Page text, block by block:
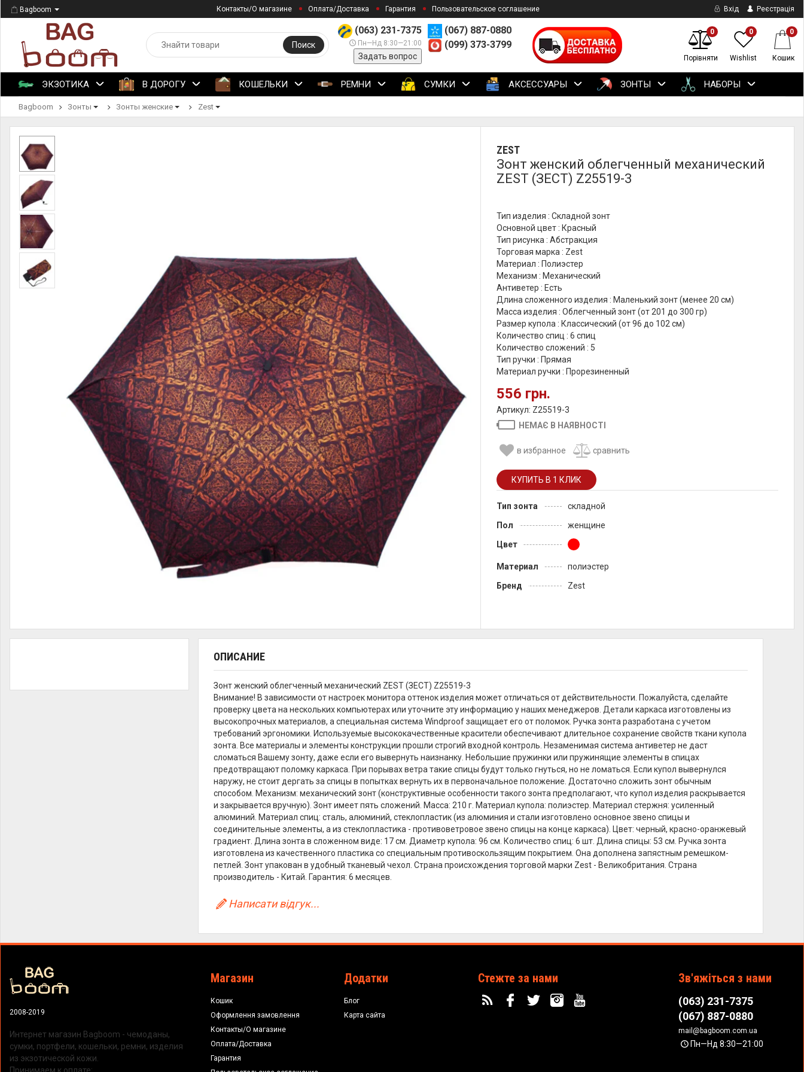
Bagboom Контакты/О магазине Оплата/Доставка Гарантия Пользовательское соглашение Вхід Реєстрація
(063) 231-7375
Пн—Нд 8:30—21:00
Задать вопрос
(067) 887-0880
(099) 373-3799
Поиск
0
Порівняти
0
Wishlist
0
Кошик
ЭКЗОТИКА В ДОРОГУ КОШЕЛЬКИ РЕМНИ СУМКИ АКСЕССУАРЫ ЗОНТЫ НАБОРЫ
Bagboom Зонты Зонты женские Zest
ZEST
Зонт женский облегченный механический
ZEST (ЗЕСТ) Z25519-3
Тип изделия : Складной зонт
Основной цвет : Красный
Тип рисунка : Абстракция
Торговая марка : Zest
Материал : Полиэстер
Механизм : Механический
Антиветер : Есть
Длина сложенного изделия : Маленький зонт (менее 20 см)
Масса изделия : Облегченный зонт (от 201 до 300 гр)
Размер купола : Классический (от 96 до 102 см)
Количество спиц : 6 спиц
Количество сложений : 5
Тип ручки : Прямая
Материал ручки : Прорезиненный
556 грн.
Артикул: Z25519-3
НЕМАЄ В НАЯВНОСТІ
в избранное сравнить
Тип зонта
складной
Пол
женщине
Цвет
Материал
полиэстер
Бренд
Zest
ОПИСАНИЕ
Зонт женский облегченный механический ZEST (ЗЕСТ) Z25519-3
Внимание! В зависимости от настроек монитора оттенок изделия может отличаться от действительности. Пожалуйста, сделайте
проверку цвета на нескольких компьютерах или уточните эту информацию у наших менеджеров. Детали каркаса изготовлены из
высокопрочных материалов, а специальная система Windproof защищает его от поломок. Ручка зонта разработана с учетом
требований эргономики. Используемые высококачественные красители обеспечивают длительное сохранение свойств ткани купола
зонта. Все материалы и элементы конструкции прошли строгий входной контроль. Незаменимая система антиветер не даст
сломаться Вашему зонту, даже если его вывернуть наизнанку. Небольшие пружинки или пружинящие элементы в спицах
предотвращают поломку каркаса. При порывах ветра такие спицы будут только гнуться, но не ломаться. Если купол вывернулся
наружу, не стоит дергать за спицы в попытках вернуть их в первоначальное положение. Достаточно сложить зонт обычным
способом. Механизм: механический зонт (конструктивные особенности такого зонта предполагают, что купол изделия раскрывается
и закрывается вручную). Зонт имеет пять сложений. Масса: 210 г. Материал купола: полиэстер. Материал стержня: усиленный
алюминий. Материал спиц: сталь, алюминий, стеклопластик (из алюминия и стали изготовлено основное звено спицы и
соединительные элементы, а из стеклопластика - противоветровое звено спицы на конце каркаса). Цвет: черный, красно-оранжевый
градиент. Длина зонта в сложенном виде: 17 см. Диаметр купола: 96 см. Количество спиц: 6 шт. Длина спицы: 53 см. Ручка зонта
изготовлена из качественного пластика со специальным противоскользящим покрытием. Она дополнена запястным ремешком-
петлей. Зонт упакован в удобный тканевый чехол. Страна происхождения торговой марки Zest - Великобритания. Страна
производитель - Китай. Гарантия: 6 месяцев.
Написати відгук...
2008-2019
Интернет магазин Bagboom - чемоданы,
сумки, портфели, кошельки, ремни, изделия
из экзотической кожи.
Магазин
Кошик
Оформлення замовлення
Контакты/О магазине
Оплата/Доставка
Гарантия
Додатки
Блог
Карта сайта
Стежте за нами Зв'яжіться з нами
(063) 231-7375
(067) 887-0880
mail@bagboom.com.ua
Пн—Нд 8:30—21:00